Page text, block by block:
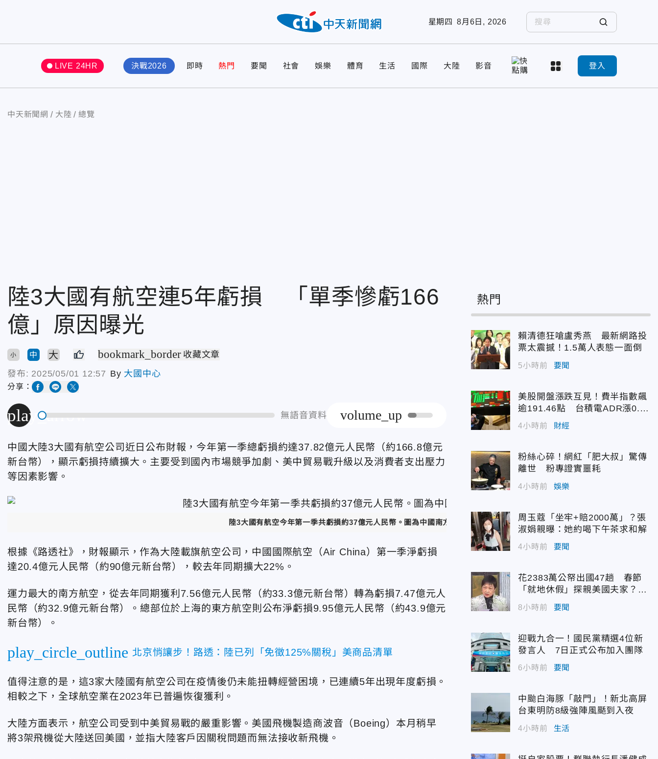
星期四 8月6日, 2026
LIVE 24HR 決戰2026 即時 熱門 要聞 社會 娛樂 體育 生活 國際 大陸 影音 登入
中天新聞網 大陸 總覽
陸3大國有航空連5年虧損 「單季慘虧166
億」原因曝光
小 中 大 bookmark_border 收藏文章
發布: 2025/05/01 12:57 By 大國中心
分享：
play_arrow 無語音資料 volume_up
中國大陸3大國有航空公司近日公布財報，今年第一季總虧損約達37.82億元人民幣
（約166.8億元
新台幣），顯示虧損持續擴大。主要受到國內市場競爭加劇、美中貿易戰升級以及消費者支出壓力
等因素影響。
陸3大國有航空今年第一季共虧損約37億元人民幣 。圖為中國南方航空。（資料照／新華社）
根據《路透社》， 財報顯示，作為大陸載旗航空公司，中國國際航空（Air China）第一季淨虧損
達20.4億元人民幣（約90億元新台幣），較去年同期擴大22%。
運力最大的南方航空，從去年同期獲利7.56億元人民幣（約33.3億元新台幣）轉為虧損7.47億元人
民幣（約32.9億元新台幣）。總部位於上海的東方航空則公布淨虧損9.95億元人民幣（約43.9億元
新台幣）。
play_circle_outline 北京悄讓步！路透：陸已列「免徵125%關稅」美商品清單
值得注意的是，這3家大陸國有航空公司在疫情後仍未能扭轉經營困境，已連續5年出現年度虧損。
相較之下，全球航空業在2023年已普遍恢復獲利。
大陸方面表示，航空公司受到中美貿易戰的嚴重影響。美國飛機製造商波音（Boeing）本月稍早
將3架飛機從大陸送回美國，並指大陸客戶因關稅問題而無法接收新飛機。
熱門
賴清德狂嗆盧秀燕 最新網路投
票太震撼！1.5萬人表態一面倒
5小時前 要聞
美股開盤漲跌互見！費半指數飆
逾191.46點 台積電ADR漲0.9
3%
4小時前 財經
粉絲心碎！網紅「肥大叔」驚傳
離世 粉專證實噩耗
4小時前 娛樂
周玉蔻「坐牢+賠2000萬」？張
淑娟親曝：她約喝下午茶求和解
4小時前 要聞
花2383萬公帑出國47趟 春節
「就地休假」探親美國夫家？徐
佳青回應了
8小時前 要聞
迎戰九合一！國民黨精選4位新
發言人 7日正式公布加入團隊
6小時前 要聞
中颱白海豚「敲門」！新北高屏
台東明防8級強陣風颳到入夜
4小時前 生活